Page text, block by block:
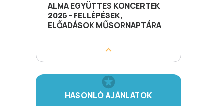
ALMA EGYÜTTES KONCERTEK
2026 - FELLÉPÉSEK,
ELŐADÁSOK MŰSORNAPTÁRA
HASONLÓ AJÁNLATOK